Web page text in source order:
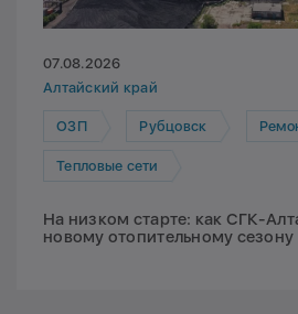
07.08.2026
Алтайский край
ОЗП Рубцовск
Тепловые сети
На низком старте: как СГК-
новому отопительному сезону